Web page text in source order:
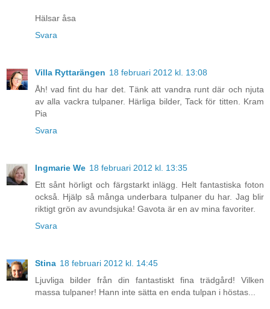
Hälsar åsa
Svara
Villa Ryttarängen 18 februari 2012 kl. 13:08
Åh! vad fint du har det. Tänk att vandra runt där och njuta
av alla vackra tulpaner. Härliga bilder, Tack för titten. Kram
Pia
Svara
Ingmarie We 18 februari 2012 kl. 13:35
Ett sånt hörligt och färgstarkt inlägg. Helt fantastiska foton
också. Hjälp så många underbara tulpaner du har. Jag blir
riktigt grön av avundsjuka! Gavota är en av mina favoriter.
Svara
Stina 18 februari 2012 kl. 14:45
Ljuvliga bilder från din fantastiskt fina trädgård! Vilken
massa tulpaner! Hann inte sätta en enda tulpan i höstas...